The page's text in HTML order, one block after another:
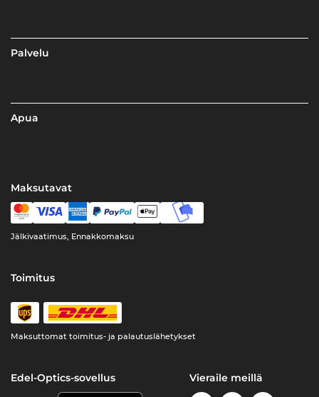
Palvelu
Apua
Maksutavat
Jälkivaatimus, Ennakkomaksu
Toimitus
Maksuttomat toimitus- ja palautuslähetykset
Edel-Optics-sovellus Vieraile meillä